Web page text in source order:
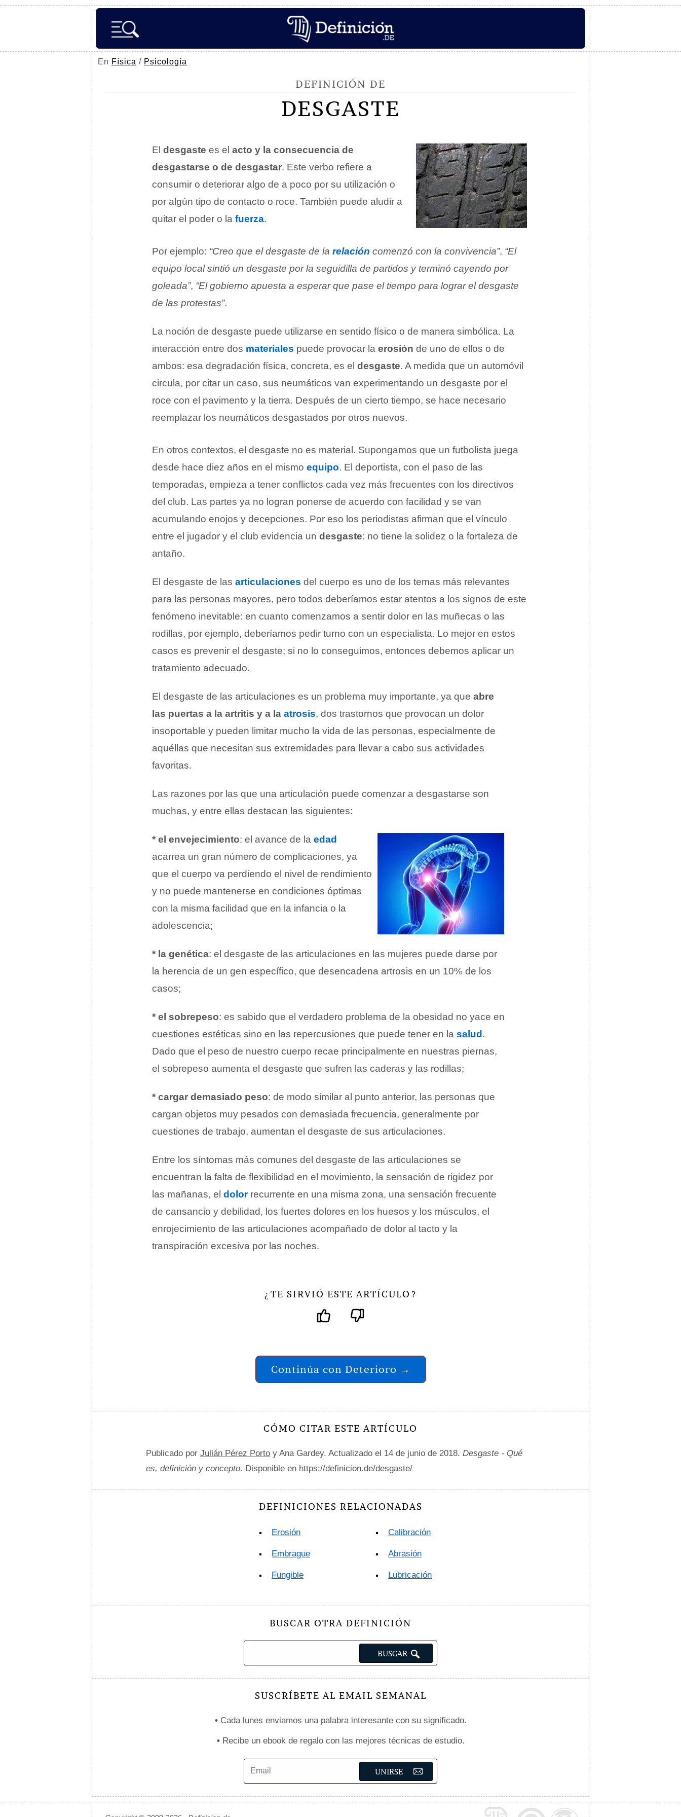
En Física / Psicología
DEFINICIÓN DE
DESGASTE
El desgaste es el acto y la consecuencia de
desgastarse o de desgastar. Este verbo refiere a
consumir o deteriorar algo de a poco por su utilización o
por algún tipo de contacto o roce. También puede aludir a
quitar el poder o la fuerza.
Por ejemplo: “Creo que el desgaste de la relación comenzó con la convivencia”, “El
equipo local sintió un desgaste por la seguidilla de partidos y terminó cayendo por
goleada”, “El gobierno apuesta a esperar que pase el tiempo para lograr el desgaste
de las protestas”.
La noción de desgaste puede utilizarse en sentido físico o de manera simbólica. La
interacción entre dos materiales puede provocar la erosión de uno de ellos o de
ambos: esa degradación física, concreta, es el desgaste. A medida que un automóvil
circula, por citar un caso, sus neumáticos van experimentando un desgaste por el
roce con el pavimento y la tierra. Después de un cierto tiempo, se hace necesario
reemplazar los neumáticos desgastados por otros nuevos.
En otros contextos, el desgaste no es material. Supongamos que un futbolista juega
desde hace diez años en el mismo equipo. El deportista, con el paso de las
temporadas, empieza a tener conflictos cada vez más frecuentes con los directivos
del club. Las partes ya no logran ponerse de acuerdo con facilidad y se van
acumulando enojos y decepciones. Por eso los periodistas afirman que el vínculo
entre el jugador y el club evidencia un desgaste: no tiene la solidez o la fortaleza de
antaño.
El desgaste de las articulaciones del cuerpo es uno de los temas más relevantes
para las personas mayores, pero todos deberíamos estar atentos a los signos de este
fenómeno inevitable: en cuanto comenzamos a sentir dolor en las muñecas o las
rodillas, por ejemplo, deberíamos pedir turno con un especialista. Lo mejor en estos
casos es prevenir el desgaste; si no lo conseguimos, entonces debemos aplicar un
tratamiento adecuado.
El desgaste de las articulaciones es un problema muy importante, ya que abre
las puertas a la artritis y a la atrosis, dos trastornos que provocan un dolor
insoportable y pueden limitar mucho la vida de las personas, especialmente de
aquéllas que necesitan sus extremidades para llevar a cabo sus actividades
favoritas.
Las razones por las que una articulación puede comenzar a desgastarse son
muchas, y entre ellas destacan las siguientes:
* el envejecimiento: el avance de la edad
acarrea un gran número de complicaciones, ya
que el cuerpo va perdiendo el nivel de rendimiento
y no puede mantenerse en condiciones óptimas
con la misma facilidad que en la infancia o la
adolescencia;
* la genética: el desgaste de las articulaciones en las mujeres puede darse por
la herencia de un gen específico, que desencadena artrosis en un 10% de los
casos;
* el sobrepeso: es sabido que el verdadero problema de la obesidad no yace en
cuestiones estéticas sino en las repercusiones que puede tener en la salud .
Dado que el peso de nuestro cuerpo recae principalmente en nuestras piernas,
el sobrepeso aumenta el desgaste que sufren las caderas y las rodillas;
* cargar demasiado peso: de modo similar al punto anterior, las personas que
cargan objetos muy pesados con demasiada frecuencia, generalmente por
cuestiones de trabajo, aumentan el desgaste de sus articulaciones.
Entre los síntomas más comunes del desgaste de las articulaciones se
encuentran la falta de flexibilidad en el movimiento, la sensación de rigidez por
las mañanas, el dolorrecurrente en una misma zona, una sensación frecuente
de cansancio y debilidad, los fuertes dolores en los huesos y los músculos, el
enrojecimiento de las articulaciones acompañado de dolor al tacto y la
transpiración excesiva por las noches.
¿ TE SIRVIÓ ESTE ARTÍCULO ?
Continúa con Deterioro →
CÓMO CITAR ESTE ARTÍCULO
Publicado por Julián Pérez Porto y Ana Gardey. Actualizado el 14 de junio de 2018. Desgaste - Qué
es, definición y concepto. Disponible en https://definicion.de/desgaste/
DEFINICIONES RELACIONADAS
Erosión
Embrague
Fungible
Calibración
Abrasión
Lubricación
BUSCAR OTRA DEFINICIÓN
SUSCRÍBETE AL EMAIL SEMANAL
•Cada lunes enviamos una palabra interesante con su significado.
•Recibe un ebook de regalo con las mejores técnicas de estudio.